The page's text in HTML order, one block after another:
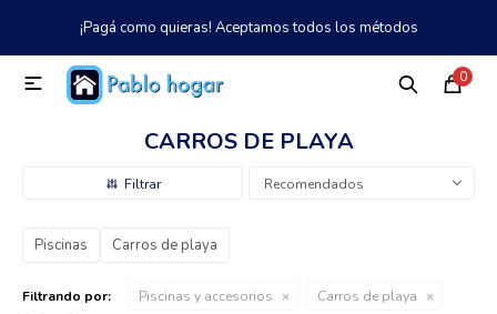
¡Pagá como quieras! Aceptamos todos los métodos
0

CARROS DE PLAYA
Recomendados
Piscinas Carros de playa
Filtrando por: Piscinas y accesorios
Carros de playa
MI CUENTA
Catálogo Tienda 097 997 042
Climatización